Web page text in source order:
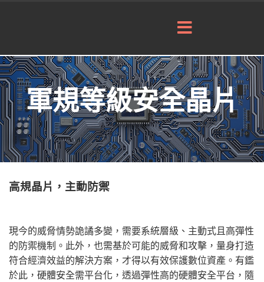
軍規等級安全晶片
高規晶片，主動防禦
現今的威脅情勢詭譎多變，需要系統層級、主動式且高彈性
的防禦機制。此外，也需基於可能的威脅和攻擊，量身打造
符合經濟效益的解決方案，才得以有效保護數位資產。有鑑
於此，硬體安全需平台化，透過彈性高的硬體安全平台，隨